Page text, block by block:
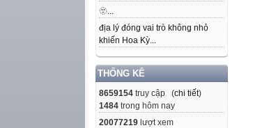
🫥...
địa lý đóng vai trò không nhỏ
khiến Hoa Kỳ...
THỐNG KÊ
8659154 truy cập (chi tiết)
1484 trong hôm nay
20077219 lượt xem